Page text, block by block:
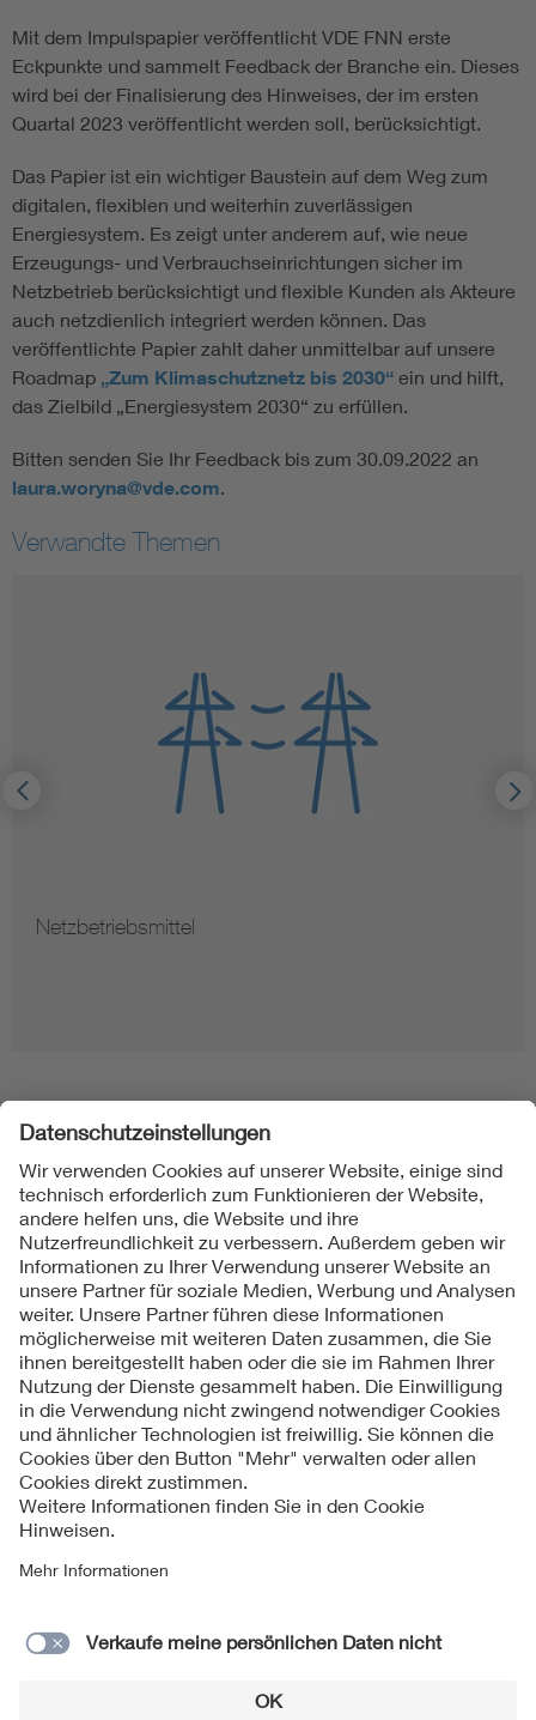
Mit dem Impulspapier veröffentlicht VDE FNN erste
Eckpunkte und sammelt Feedback der Branche ein. Dieses
wird bei der Finalisierung des Hinweises, der im ersten
Quartal 2023 veröffentlicht werden soll, berücksichtigt.
Das Papier ist ein wichtiger Baustein auf dem Weg zum
digitalen, flexiblen und weiterhin zuverlässigen
Energiesystem. Es zeigt unter anderem auf, wie neue
Erzeugungs- und Verbrauchseinrichtungen sicher im
Netzbetrieb berücksichtigt und flexible Kunden als Akteure
auch netzdienlich integriert werden können. Das
veröffentlichte Papier zahlt daher unmittelbar auf unsere
Roadmap „Zum Klimaschutznetz bis 2030“ ein und hilft,
das Zielbild „Energiesystem 2030“ zu erfüllen.
Bitten senden Sie Ihr Feedback bis zum 30.09.2022 an
laura.woryna@vde.com.
Verwandte Themen
Netzbetriebsmittel
Folgen Sie uns
Kontakte
Service
Impressum
Datenschutzinformationen
Cookie Hinweise
Lieferantenportal
© 2026 VDE Verband der Elektrotechnik Elektronik